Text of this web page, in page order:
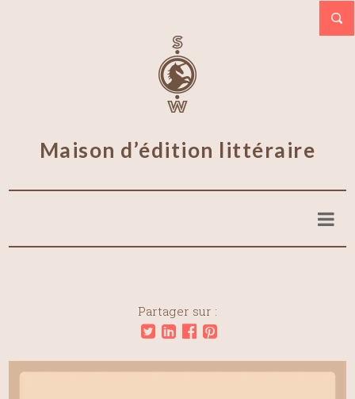
Maison d’édition littéraire
Partager sur :